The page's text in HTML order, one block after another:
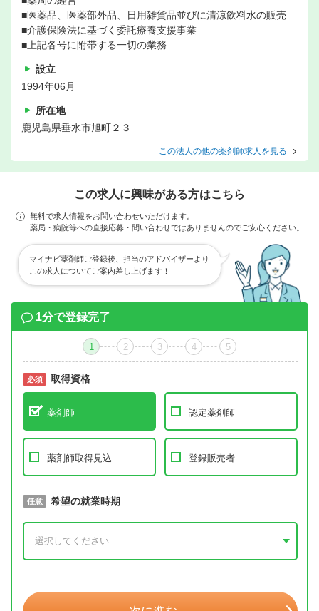
■医薬品、医薬部外品、日用雑貨品並びに清涼飲料水の販売
■介護保険法に基づく委託療養支援事業
■上記各号に附帯する一切の業務
設立
1994年06月
所在地
鹿児島県垂水市旭町２３
この法人の他の薬剤師求人を見る
この求人に興味がある方はこちら
無料で求人情報をお問い合わせいただけます。
薬局・病院等への直接応募・問い合わせではありませんのでご安心ください。
マイナビ薬剤師ご登録後、担当のアドバイザーより
この求人についてご案内差し上げます！
1分で登録完了
1 2 3 4 5
必須 取得資格
薬剤師 認定薬剤師
薬剤師取得見込 登録販売者
必須 取得予定年
任意 希望の就業時期